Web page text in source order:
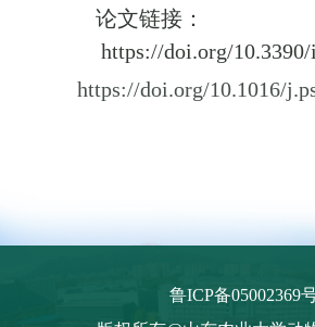
论文链接：
https://doi.org/10.3390/
https://doi.org/10.1016/
鲁ICP备05002369